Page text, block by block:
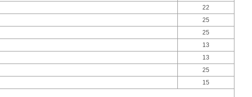
22
25
25
13
13
25
15